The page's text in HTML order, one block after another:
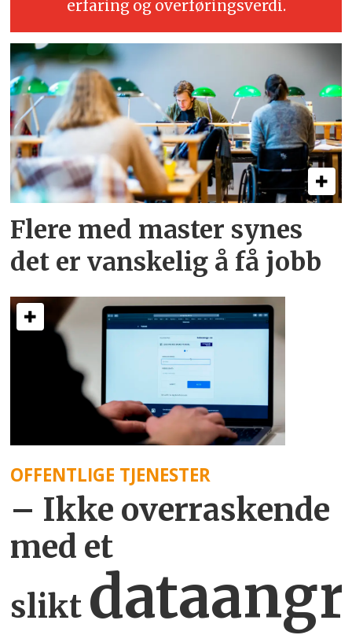
erfaring og overføringsverdi.
Flere med master synes
det er vanskelig å få jobb
OFFENTLIGE TJENESTER
– Ikke overraskende
med et
slikt